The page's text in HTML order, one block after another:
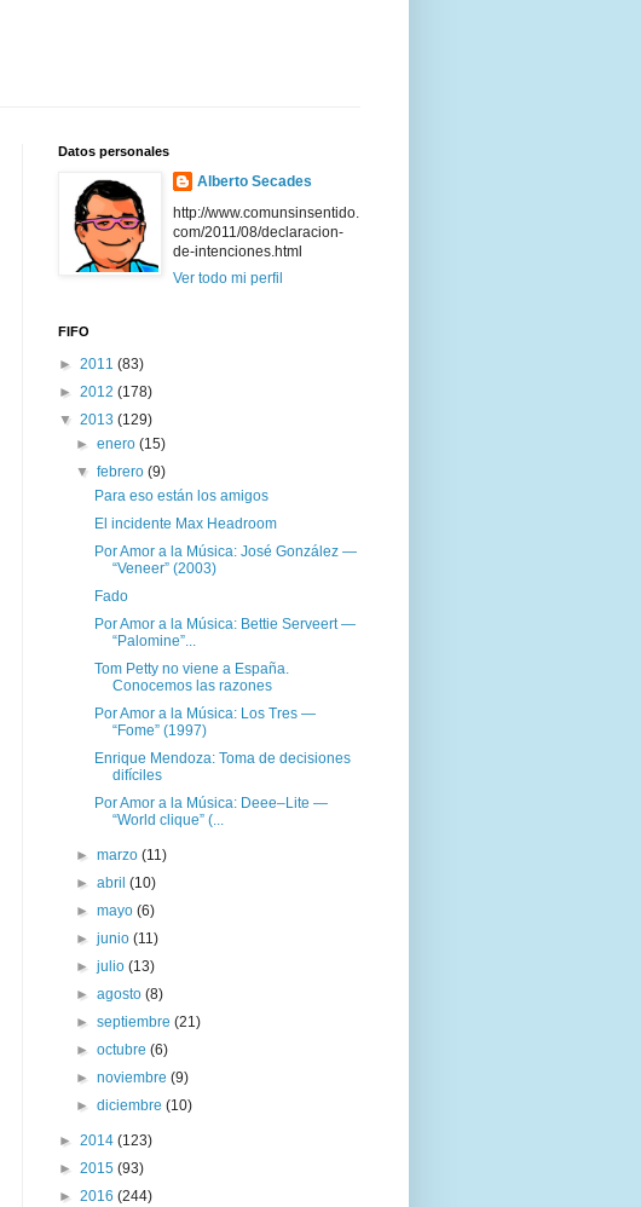
Datos personales
Alberto Secades
http://www.comunsinsentido.
com/2011/08/declaracion-
de-intenciones.html
Ver todo mi perfil
FIFO
► 2011 (83)
► 2012 (178)
▼ 2013 (129)
►enero(15)
▼febrero(9)
Para eso están los amigos
El incidente Max Headroom
Por Amor a la Música: José González —
“Veneer” (2003)
Fado
Por Amor a la Música: Bettie Serveert —
“Palomine”...
Tom Petty no viene a España.
Conocemos las razones
Por Amor a la Música: Los Tres —
“Fome” (1997)
Enrique Mendoza: Toma de decisiones
difíciles
Por Amor a la Música: Deee–Lite —
“World clique” (...
►marzo(11)
►abril(10)
►mayo(6)
►junio(11)
►julio(13)
►agosto(8)
►septiembre(21)
►octubre(6)
►noviembre(9)
►diciembre(10)
► 2014 (123)
► 2015 (93)
► 2016 (244)